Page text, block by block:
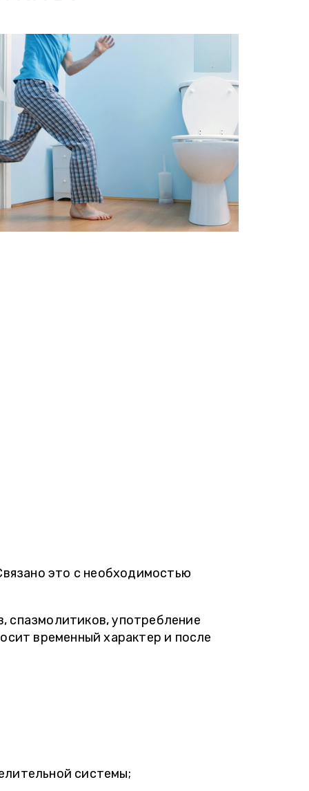
это с необходимостью
спазмолитиков, употребление
временный характер и после
системы;